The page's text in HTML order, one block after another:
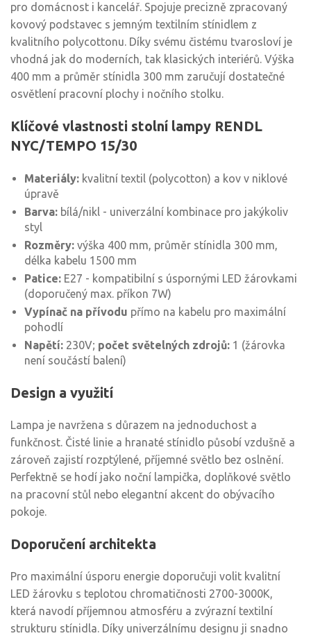
pro domácnost i kancelář. Spojuje precizně zpracovaný
kovový podstavec s jemným textilním stínidlem z
kvalitního polycottonu. Díky svému čistému tvarosloví je
vhodná jak do moderních, tak klasických interiérů. Výška
400 mm a průměr stínidla 300 mm zaručují dostatečné
osvětlení pracovní plochy i nočního stolku.
Klíčové vlastnosti stolní lampy RENDL
NYC/TEMPO 15/30
Materiály: kvalitní textil (polycotton) a kov v niklové
úpravě
Barva: bílá/nikl - univerzální kombinace pro jakýkoliv
styl
Rozměry: výška 400 mm, průměr stínidla 300 mm,
délka kabelu 1500 mm
Patice: E27 - kompatibilní s úspornými LED žárovkami
(doporučený max. příkon 7W)
Vypínač na přívodu přímo na kabelu pro maximální
pohodlí
Napětí: 230V; počet světelných zdrojů: 1 (žárovka
není součástí balení)
Design a využití
Lampa je navržena s důrazem na jednoduchost a
funkčnost. Čisté linie a hranaté stínidlo působí vzdušně a
zároveň zajistí rozptýlené, příjemné světlo bez oslnění.
Perfektně se hodí jako noční lampička, doplňkové světlo
na pracovní stůl nebo elegantní akcent do obývacího
pokoje.
Doporučení architekta
Pro maximální úsporu energie doporučuji volit kvalitní
LED žárovku s teplotou chromatičnosti 2700-3000K,
která navodí příjemnou atmosféru a zvýrazní textilní
strukturu stínidla. Díky univerzálnímu designu ji snadno